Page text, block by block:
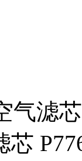
气滤
芯